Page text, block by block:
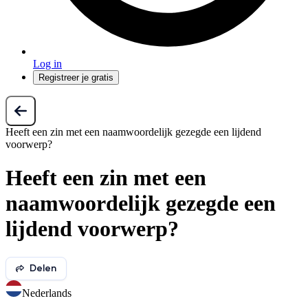
Log in
Registreer je gratis
Heeft een zin met een naamwoordelijk gezegde een lijdend
voorwerp?
Heeft een zin met een
naamwoordelijk gezegde een
lijdend voorwerp?
Delen
Nederlands